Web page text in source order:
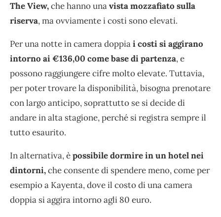
The View,che hanno unavista mozzafiato sulla
riserva, ma ovviamente i costi sono elevati.
Per una notte in camera doppiai costi si aggirano
intorno ai €136,00 come base di partenza, e
possono raggiungere cifre molto elevate. Tuttavia,
per poter trovare la disponibilità, bisogna prenotare
con largo anticipo, soprattutto se si decide di
andare in alta stagione, perché si registra sempre il
tutto esaurito.
In alternativa, èpossibile dormire in un hotel nei
dintorni,che consente di spendere meno, come per
esempio a Kayenta, dove il costo di una camera
doppia si aggira intorno agli 80 euro.